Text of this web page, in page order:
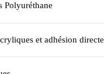
Polyuréthane
et adhésion directe